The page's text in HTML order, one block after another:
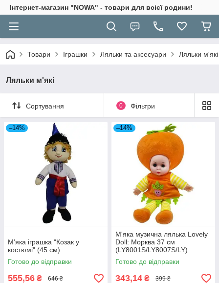
Інтернет-магазин "NOWA" - товари для всієї родини!
Товари Іграшки Ляльки та аксесуари Ляльки м'які
Ляльки м'які
Сортування 0 Фільтри
–14%
Мʼяка іграшка "Козак у
костюмі" (45 см)
Готово до відправки
555,56 ₴ 646 ₴
–14%
М'яка музична лялька Lovely
Doll: Морква 37 см
(LY8001S/LY8007S/LY)
Готово до відправки
343,14 ₴ 399 ₴